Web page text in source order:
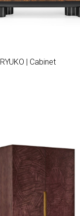
RYUKO | Cabinet